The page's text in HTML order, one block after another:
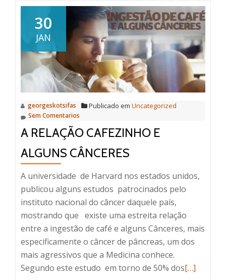
30
JAN
georgeskotsifas Publicado em Uncategorized
Sem Comentarios
A RELAÇÃO CAFEZINHO E
ALGUNS CÂNCERES
A universidade de Harvard nos estados unidos,
publicou alguns estudos patrocinados pelo
instituto nacional do câncer daquele país,
mostrando que existe uma estreita relação
entre a ingestão de café e alguns Cânceres, mais
especificamente o câncer de pâncreas, um dos
mais agressivos que a Medicina conhece.
Segundo este estudo em torno de 50% dosRead
[…]